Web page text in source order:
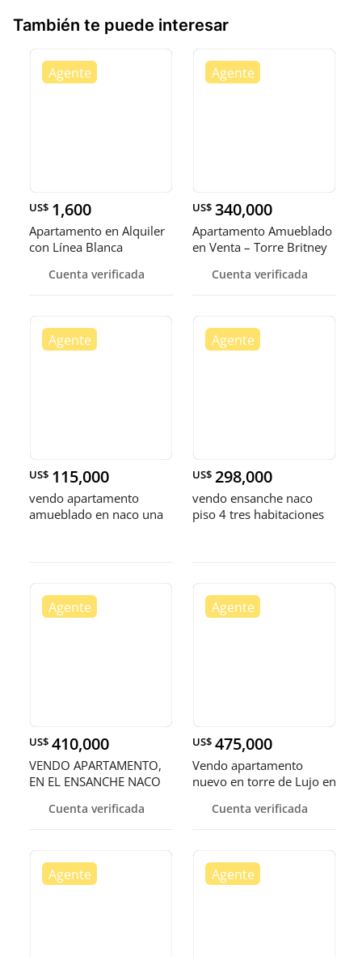
También te puede interesar
US$ 1,600
Apartamento en Alquiler
con Línea Blanca
Cuenta verificada
US$ 340,000
Apartamento Amueblado
en Venta – Torre Britney
Cuenta verificada
US$ 115,000
vendo apartamento
amueblado en naco una
US$ 298,000
vendo ensanche naco
piso 4 tres habitaciones
US$ 410,000
VENDO APARTAMENTO,
EN EL ENSANCHE NACO
Cuenta verificada
US$ 475,000
Vendo apartamento
nuevo en torre de Lujo en
Cuenta verificada